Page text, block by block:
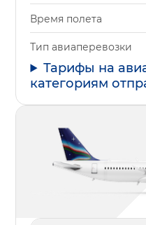
Время полета
Тип авиаперевозки
Тарифы на
категориям